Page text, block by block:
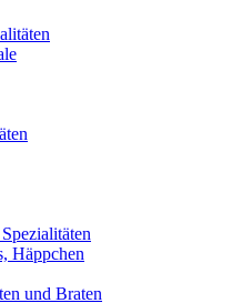
Häppchen
und Braten